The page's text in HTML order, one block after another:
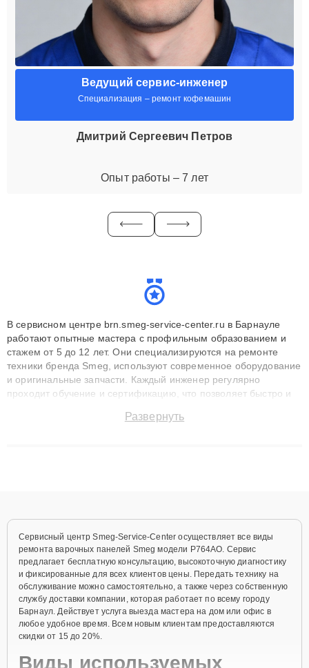
Ведущий сервис-инженер
Специализация – ремонт кофемашин
Дмитрий Сергеевич Петров
Опыт работы – 7 лет
В сервисном центре brn.smeg-service-center.ru в Барнауле
работают опытные мастера с профильным образованием и
стажем от 5 до 12 лет. Они специализируются на ремонте
техники бренда Smeg, используют современное оборудование
и оригинальные запчасти. Каждый инженер регулярно
проходит обучение и сертификацию, что позволяет быстро и
сохранением гарантии до 3 лет. Наши мастера решают
Развернуть
Сервисный центр Smeg-Service-Center осуществляет все виды
ремонта варочных панелей Smeg модели P764AO. Сервис
предлагает бесплатную консультацию, высокоточную диагностику
и фиксированные для всех клиентов цены. Передать технику на
обслуживание можно самостоятельно, а также через собственную
службу доставки компании, которая работает по всему городу
Барнаул. Действует услуга выезда мастера на дом или офис в
любое удобное время. Всем новым клиентам предоставляются
скидки от 15 до 20%.
Виды используемых